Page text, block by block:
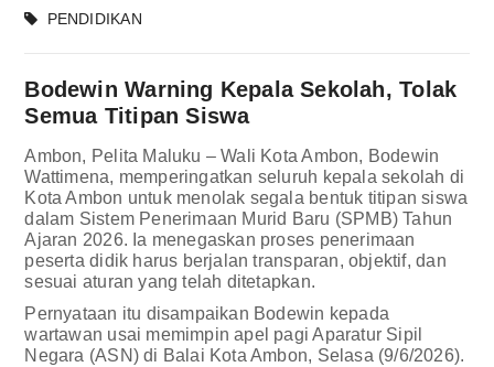
PENDIDIKAN
Bodewin Warning Kepala Sekolah, Tolak
Semua Titipan Siswa
Ambon, Pelita Maluku – Wali Kota Ambon, Bodewin
Wattimena, memperingatkan seluruh kepala sekolah di
Kota Ambon untuk menolak segala bentuk titipan siswa
dalam Sistem Penerimaan Murid Baru (SPMB) Tahun
Ajaran 2026. Ia menegaskan proses penerimaan
peserta didik harus berjalan transparan, objektif, dan
sesuai aturan yang telah ditetapkan.
Pernyataan itu disampaikan Bodewin kepada
wartawan usai memimpin apel pagi Aparatur Sipil
Negara (ASN) di Balai Kota Ambon, Selasa (9/6/2026).